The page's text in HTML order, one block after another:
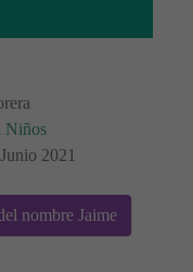
Niños
2021
nombre Jaime